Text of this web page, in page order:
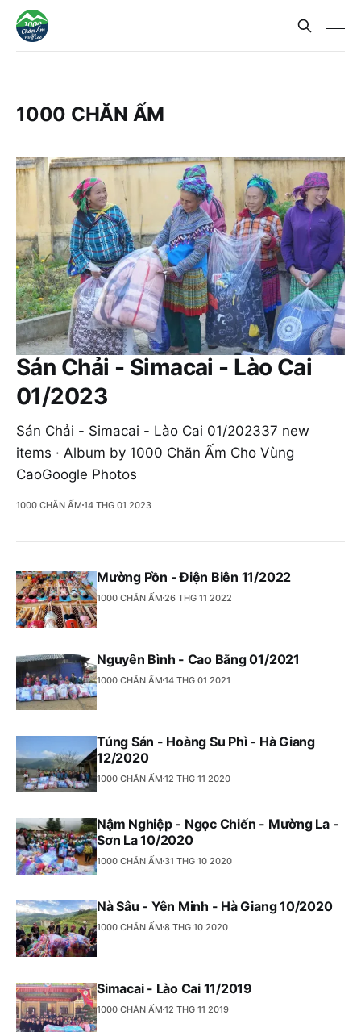
1000 CHĂN ẤM
Sán Chải - Simacai - Lào Cai
01/2023
Sán Chải - Simacai - Lào Cai 01/202337 new
items · Album by 1000 Chăn Ấm Cho Vùng
CaoGoogle Photos
1000 CHĂN ẤM 14 THG 01 2023
Mường Pồn - Điện Biên 11/2022
1000 CHĂN ẤM 26 THG 11 2022
Nguyên Bình - Cao Bằng 01/2021
1000 CHĂN ẤM 14 THG 01 2021
Túng Sán - Hoàng Su Phì - Hà Giang
12/2020
1000 CHĂN ẤM 12 THG 11 2020
Nậm Nghiệp - Ngọc Chiến - Mường La -
Sơn La 10/2020
1000 CHĂN ẤM 31 THG 10 2020
Nà Sâu - Yên Minh - Hà Giang 10/2020
1000 CHĂN ẤM 8 THG 10 2020
Simacai - Lào Cai 11/2019
1000 CHĂN ẤM 12 THG 11 2019